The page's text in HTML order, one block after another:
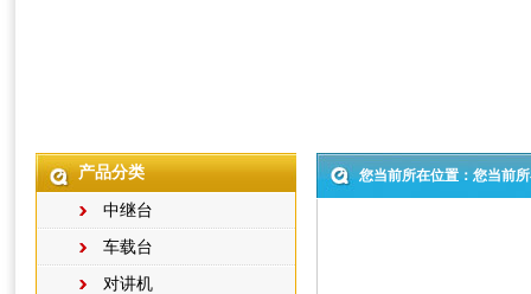
产品分类
中继台
车载台
对讲机
您当前所在位置：您当前